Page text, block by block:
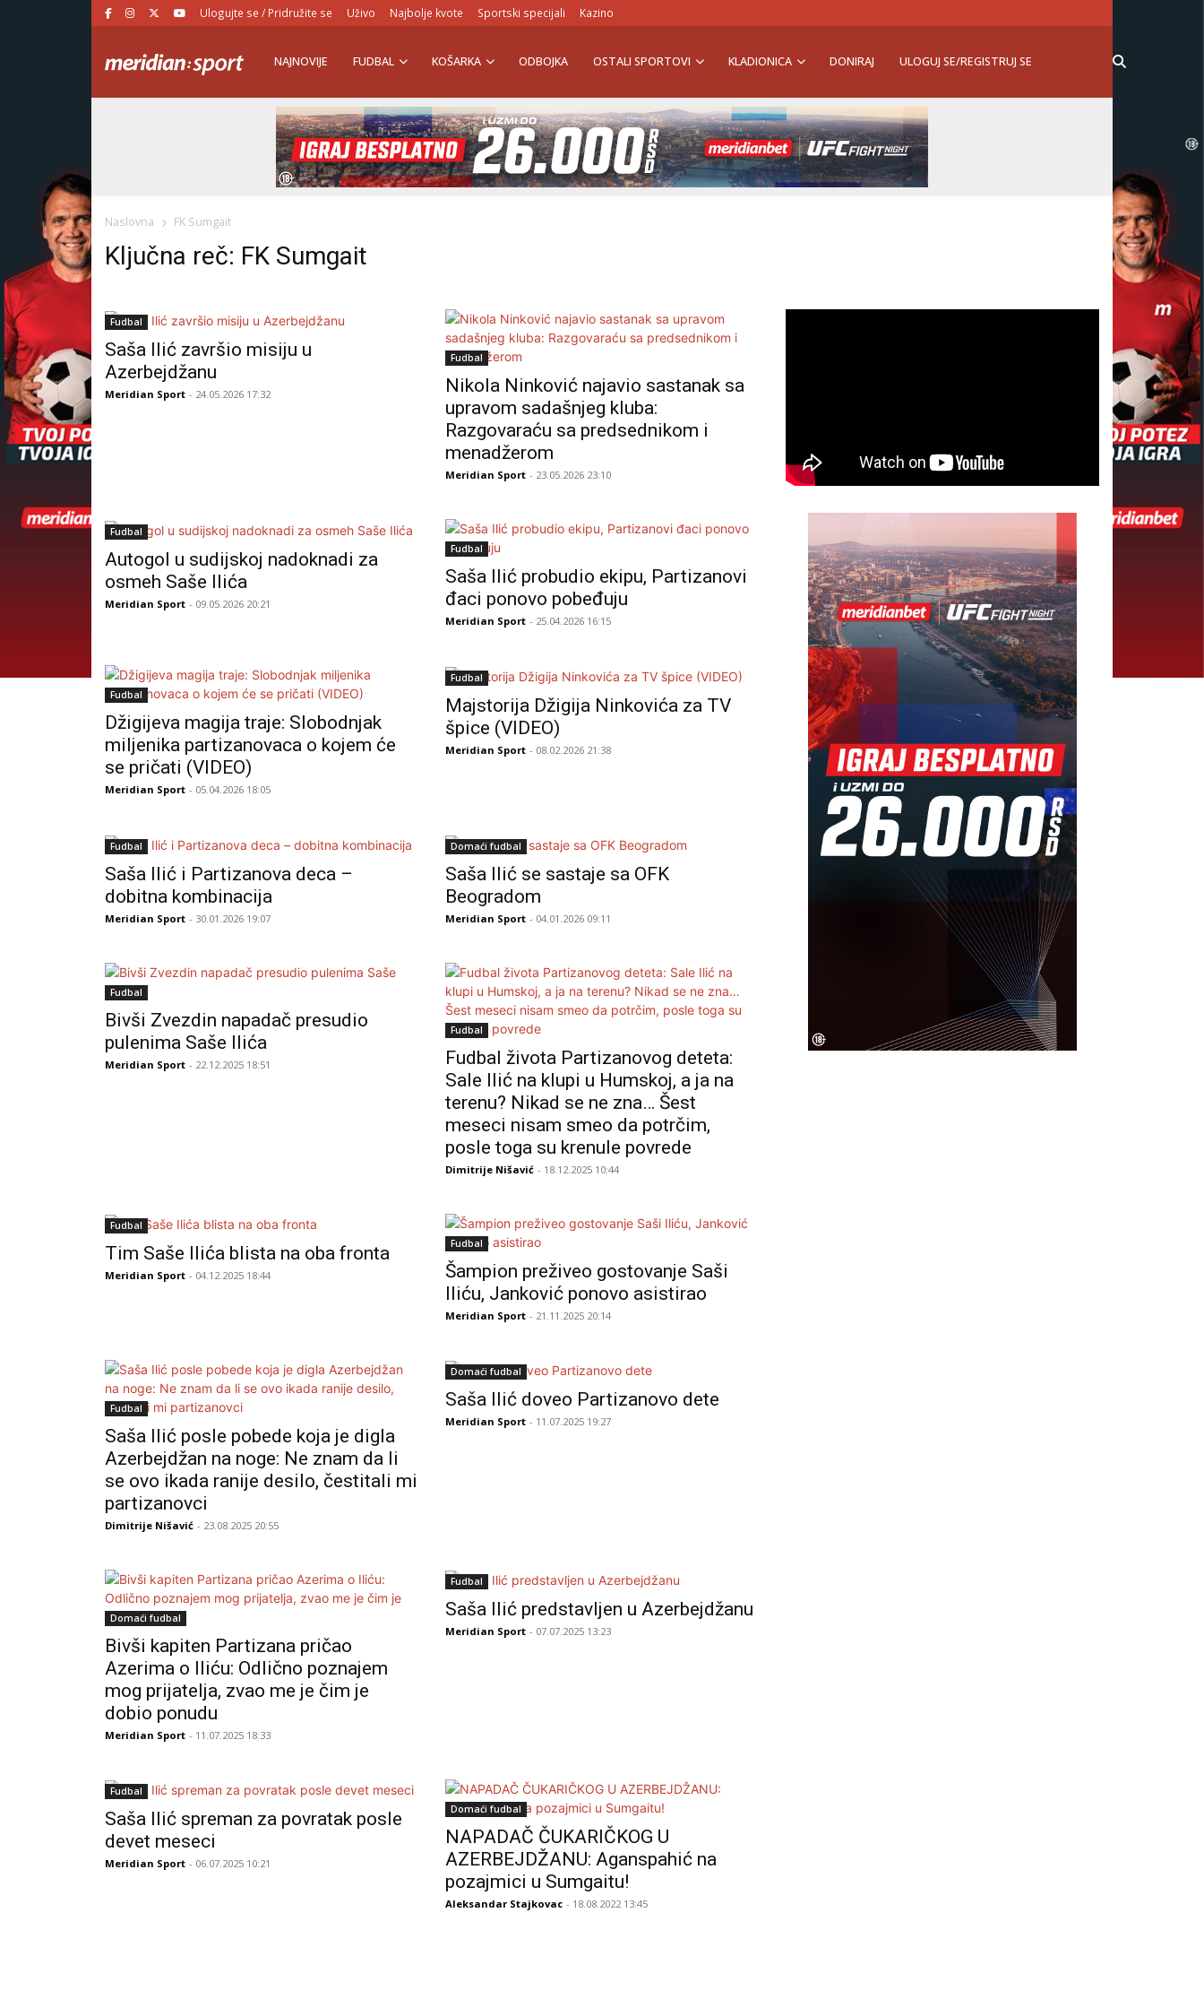
Ulogujte se / Pridružite se Uživo Najbolje kvote Sportski specijali Kazino
NAJNOVIJE FUDBAL KOŠARKA ODBOJKA OSTALI SPORTOVI KLADIONICA DONIRAJ ULOGUJ SE/REGISTRUJ SE
Naslovna FK Sumgait
Ključna reč: FK Sumgait
Fudbal
Saša Ilić završio misiju u
Azerbejdžanu
Meridian Sport - 24.05.2026 17:32
Fudbal
Nikola Ninković najavio sastanak sa
upravom sadašnjeg kluba:
Razgovaraću sa predsednikom i
menadžerom
Meridian Sport - 23.05.2026 23:10
Fudbal
Autogol u sudijskoj nadoknadi za
osmeh Saše Ilića
Meridian Sport - 09.05.2026 20:21
Fudbal
Saša Ilić probudio ekipu, Partizanovi
đaci ponovo pobeđuju
Meridian Sport - 25.04.2026 16:15
Fudbal
Džigijeva magija traje: Slobodnjak
miljenika partizanovaca o kojem će
se pričati (VIDEO)
Meridian Sport - 05.04.2026 18:05
Fudbal
Majstorija Džigija Ninkovića za TV
špice (VIDEO)
Meridian Sport - 08.02.2026 21:38
Fudbal
Saša Ilić i Partizanova deca –
dobitna kombinacija
Meridian Sport - 30.01.2026 19:07
Domaći fudbal
Saša Ilić se sastaje sa OFK
Beogradom
Meridian Sport - 04.01.2026 09:11
Fudbal
Bivši Zvezdin napadač presudio
pulenima Saše Ilića
Meridian Sport - 22.12.2025 18:51
Fudbal
Fudbal života Partizanovog deteta:
Sale Ilić na klupi u Humskoj, a ja na
terenu? Nikad se ne zna… Šest
meseci nisam smeo da potrčim,
posle toga su krenule povrede
Dimitrije Nišavić - 18.12.2025 10:44
Fudbal
Tim Saše Ilića blista na oba fronta
Meridian Sport - 04.12.2025 18:44
Fudbal
Šampion preživeo gostovanje Saši
Iliću, Janković ponovo asistirao
Meridian Sport - 21.11.2025 20:14
Fudbal
Saša Ilić posle pobede koja je digla
Azerbejdžan na noge: Ne znam da li
se ovo ikada ranije desilo, čestitali mi
partizanovci
Dimitrije Nišavić - 23.08.2025 20:55
Domaći fudbal
Saša Ilić doveo Partizanovo dete
Meridian Sport - 11.07.2025 19:27
Domaći fudbal
Bivši kapiten Partizana pričao
Azerima o Iliću: Odlično poznajem
mog prijatelja, zvao me je čim je
dobio ponudu
Meridian Sport - 11.07.2025 18:33
Fudbal
Saša Ilić predstavljen u Azerbejdžanu
Meridian Sport - 07.07.2025 13:23
Fudbal
Saša Ilić spreman za povratak posle
devet meseci
Meridian Sport - 06.07.2025 10:21
Domaći fudbal
NAPADAČ ČUKARIČKOG U
AZERBEJDŽANU: Aganspahić na
pozajmici u Sumgaitu!
Aleksandar Stajkovac - 18.08.2022 13:45